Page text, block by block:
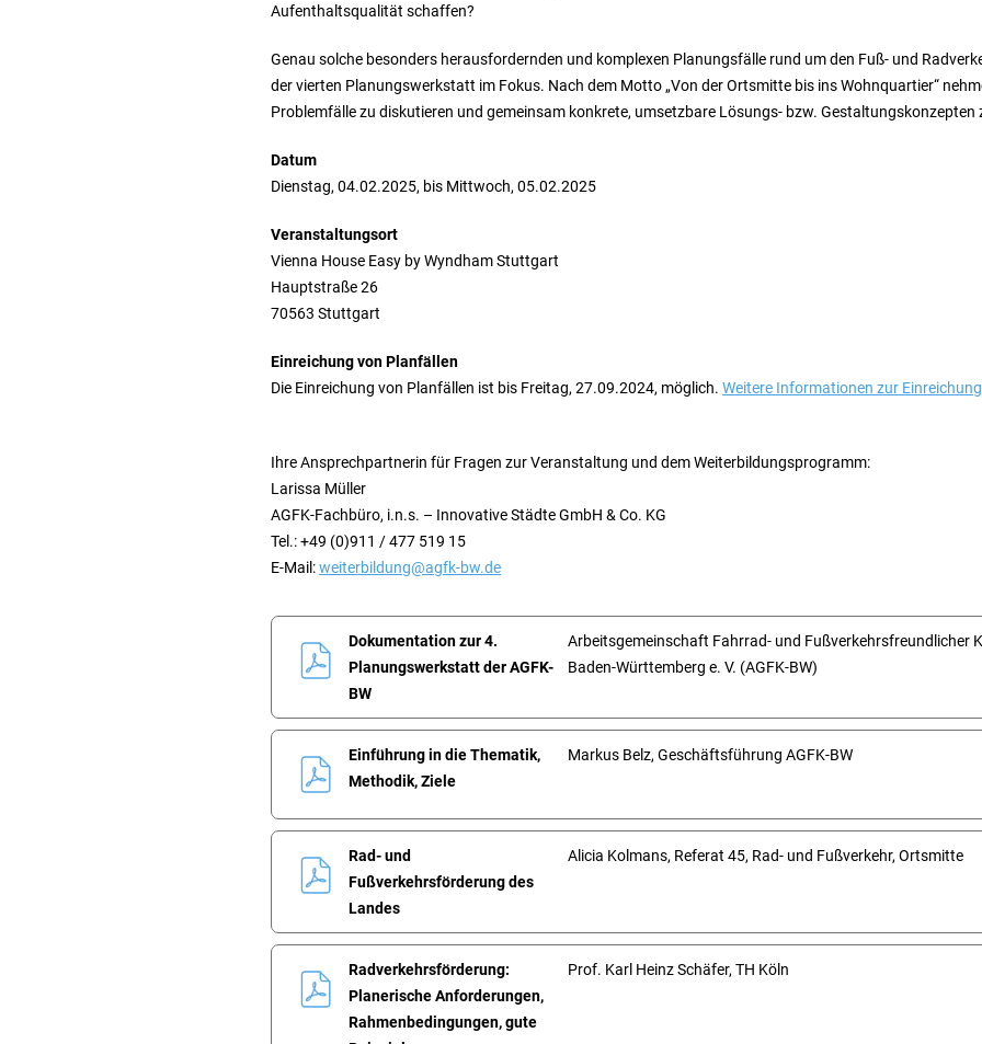
Aufenthaltsqualität schaffen?
Genau solche besonders herausfordernden und komplexen Planungsfälle rund um den Fuß- und
der vierten Planungswerkstatt im Fokus. Nach dem Motto „Von der Ortsmitte bis ins Wohnquartier“
Problemfälle zu diskutieren und gemeinsam konkrete, umsetzbare Lösungs- bzw. Gestaltungskonzepten
Datum
Dienstag, 04.02.2025, bis Mittwoch, 05.02.2025
Veranstaltungsort
Vienna House Easy by Wyndham Stuttgart
Hauptstraße 26
70563 Stuttgart
Einreichung von Planfällen
Die Einreichung von Planfällen ist bis Freitag, 27.09.2024, möglich. Weitere Informationen zur
Ihre Ansprechpartnerin für Fragen zur Veranstaltung und dem Weiterbildungsprogramm:
Larissa Müller
AGFK-Fachbüro, i.n.s. – Innovative Städte GmbH & Co. KG
Tel.: +49 (0)911 / 477 519 15
E-Mail:weiterbildung@agfk-bw.de
Dokumentation zur 4.
Planungswerkstatt der AGFK-
BW
Arbeitsgemeinschaft Fahrrad- und Fußverkehrsfreundlicher
Baden-Württemberg e. V. (AGFK-BW)
Einführung in die Thematik,
Methodik, Ziele
Markus Belz, Geschäftsführung AGFK-BW
Rad- und
Fußverkehrsförderung des
Landes
Alicia Kolmans, Referat 45, Rad- und Fußverkehr, Ortsmitte
Radverkehrsförderung:
Planerische Anforderungen,
Rahmenbedingungen, gute
Prof. Karl Heinz Schäfer, TH Köln